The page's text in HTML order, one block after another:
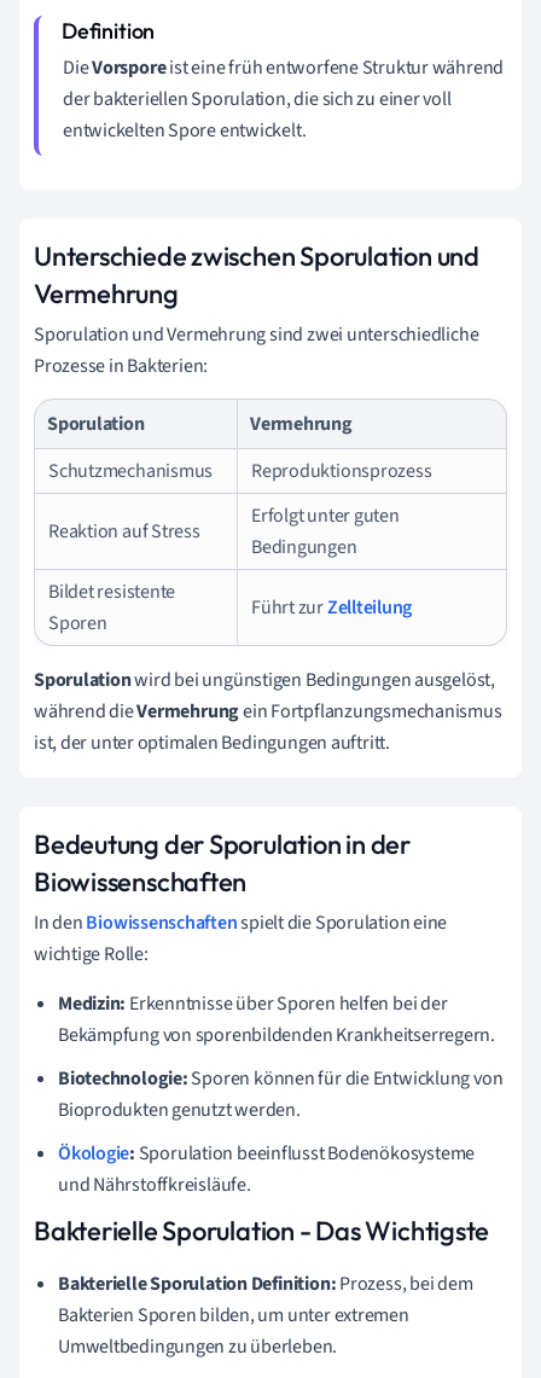
DieVorsporeist eine früh entworfene Struktur während
der bakteriellen Sporulation, die sich zu einer voll
entwickelten Spore entwickelt.
Unterschiede zwischen Sporulation und
Vermehrung
Sporulation und Vermehrung sind zwei unterschiedliche
Prozesse in Bakterien:
Sporulation
Vermehrung
Schutzmechanismus
Reproduktionsprozess
Reaktion auf Stress
Erfolgt unter guten
Bedingungen
Bildet resistente
Sporen
Führt zurZellteilung
Sporulationwird bei ungünstigen Bedingungen ausgelöst,
während dieVermehrungein Fortpflanzungsmechanismus
ist, der unter optimalen Bedingungen auftritt.
Bedeutung der Sporulation in der
Biowissenschaften
In denBiowissenschaftenspielt die Sporulation eine
wichtige Rolle:
Medizin: Erkenntnisse über Sporen helfen bei der
Bekämpfung von sporenbildenden Krankheitserregern.
Biotechnologie:Sporen können für die Entwicklung von
Bioprodukten genutzt werden.
Ökologie: Sporulation beeinflusst Bodenökosysteme
und Nährstoffkreisläufe.
Bakterielle Sporulation - Das Wichtigste
Bakterielle Sporulation Definition:Prozess, bei dem
Bakterien Sporen bilden, um unter extremen
Umweltbedingungen zu überleben.